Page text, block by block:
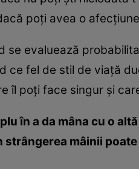
poți avea o
se evaluează
ce fel de stil de viață
îl poți face singur și
în a da mâna cu o
strângerea mâinii